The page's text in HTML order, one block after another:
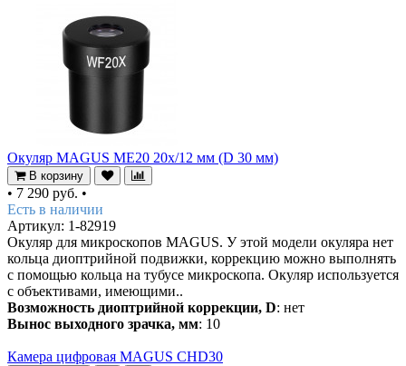
Окуляр MAGUS ME20 20х/12 мм (D 30 мм)
В корзину
• 7 290 руб. •
Есть в наличии
Артикул: 1-82919
Окуляр для микроскопов MAGUS. У этой модели окуляра нет
кольца диоптрийной подвижки, коррекцию можно выполнять
с помощью кольца на тубусе микроскопа. Окуляр используется
с объективами, имеющими..
Возможность диоптрийной коррекции, D: нет
Вынос выходного зрачка, мм: 10
Камера цифровая MAGUS CHD30